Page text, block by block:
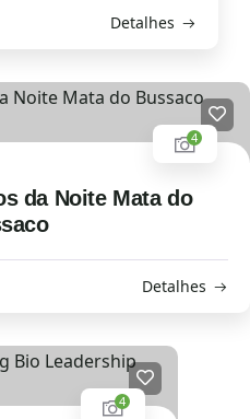
Detalhes
4
da Noite Mata do
Detalhes
4